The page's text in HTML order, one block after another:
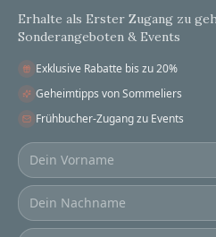
Erhalte als Erster Zugang zu
Sonderangeboten & Events
Exklusive Rabatte bis zu 20%
Geheimtipps von Sommeliers
Frühbucher-Zugang zu Events